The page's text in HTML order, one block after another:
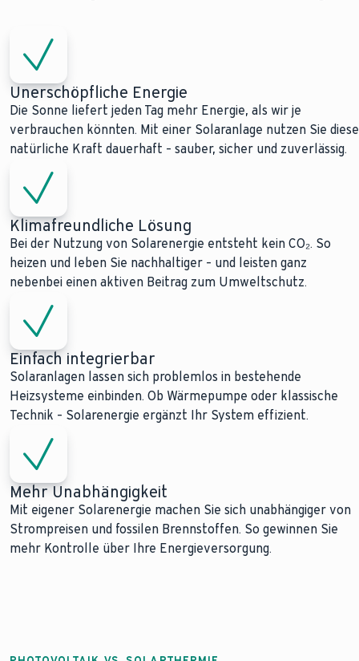
Unerschöpfliche Energie
Die Sonne liefert jeden Tag mehr Energie, als wir je
verbrauchen könnten. Mit einer Solaranlage nutzen Sie diese
natürliche Kraft dauerhaft – sauber, sicher und zuverlässig.
Klimafreundliche Lösung
Bei der Nutzung von Solarenergie entsteht kein CO₂. So
heizen und leben Sie nachhaltiger – und leisten ganz
nebenbei einen aktiven Beitrag zum Umweltschutz.
Einfach integrierbar
Solaranlagen lassen sich problemlos in bestehende
Heizsysteme einbinden. Ob Wärmepumpe oder klassische
Technik – Solarenergie ergänzt Ihr System effizient.
Mehr Unabhängigkeit
Mit eigener Solarenergie machen Sie sich unabhängiger von
Strompreisen und fossilen Brennstoffen. So gewinnen Sie
mehr Kontrolle über Ihre Energieversorgung.